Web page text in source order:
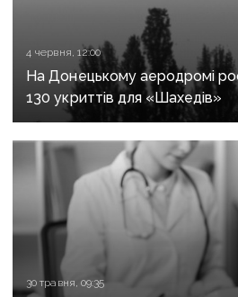
4 червня, 12:00
На Донецькому аеродромі
130 укриттів для «Шахедів»
30 травня, 09:35